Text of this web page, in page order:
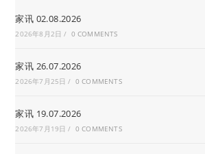
家讯 02.08.2026
2026年8月2日 / 0 COMMENTS
家讯 26.07.2026
2026年7月25日 / 0 COMMENTS
家讯 19.07.2026
2026年7月19日 / 0 COMMENTS